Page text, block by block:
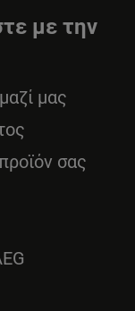
με την
μας
σας